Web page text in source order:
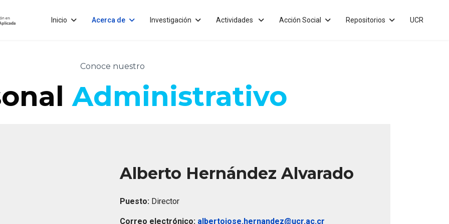
Inicio Acerca de Investigación Actividades Acción Social Repositorios UCR
Conoce nuestro
Administrativo
Alberto Hernández Alvarado
Puesto: Director
Correo electrónico: albertojose.hernandez@ucr.ac.cr